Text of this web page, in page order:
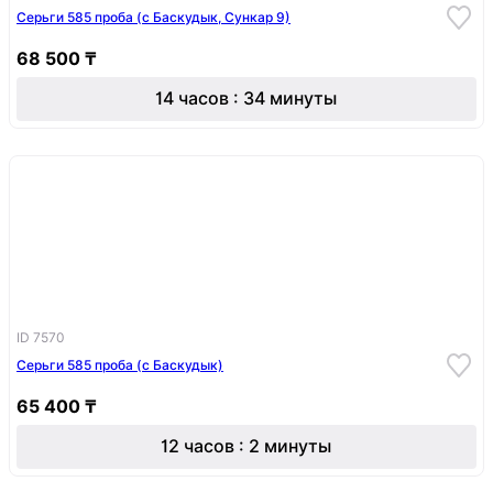
Серьги 585 проба (с Баскудык, Сункар 9)
68 500 ₸
14 часов : 34 минуты
ID 7570
Серьги 585 проба (с Баскудык)
65 400 ₸
12 часов : 2 минуты